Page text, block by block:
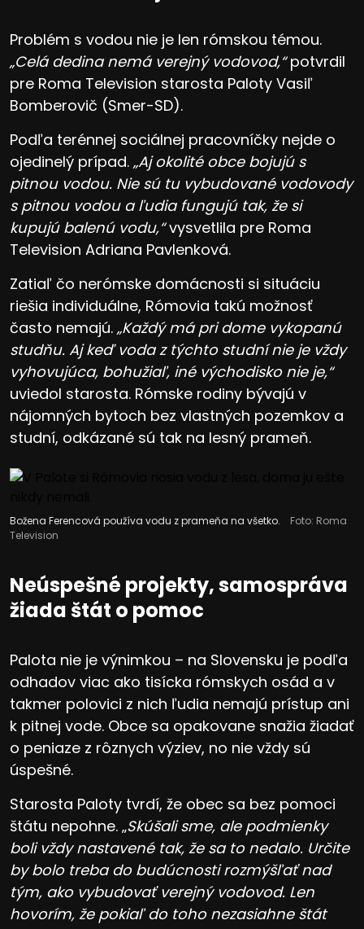
Problém s vodou nie je len rómskou témou.
„Celá dedina nemá verejný vodovod,“potvrdil
pre Roma Television starosta Paloty Vasiľ
Bomberovič (Smer-SD).
Podľa terénnej sociálnej pracovníčky nejde o
ojedinelý prípad. „Aj okolité obce bojujú s
pitnou vodou. Nie sú tu vybudované vodovody
s pitnou vodou a ľudia fungujú tak, že si
kupujú balenú vodu,“vysvetlila pre Roma
Television Adriana Pavlenková.
Zatiaľ čo nerómske domácnosti si situáciu
riešia individuálne, Rómovia takú možnosť
často nemajú. „Každý má pri dome vykopanú
studňu. Aj keď voda z týchto studní nie je vždy
vyhovujúca, bohužiaľ, iné východisko nie je,“
uviedol starosta. Rómske rodiny bývajú v
nájomných bytoch bez vlastných pozemkov a
studní, odkázané sú tak na lesný prameň.
Božena Ferencová používa vodu z prameňa na všetko.
Foto: Roma
Television
Neúspešné projekty, samospráva
žiada štát o pomoc
Palota nie je výnimkou – na Slovensku je podľa
odhadov viac ako tisícka rómskych osád a v
takmer polovici z nich ľudia nemajú prístup ani
k pitnej vode. Obce sa opakovane snažia žiadať
o peniaze z rôznych výziev, no nie vždy sú
úspešné.
Starosta Paloty tvrdí, že obec sa bez pomoci
štátu nepohne. „Skúšali sme, ale podmienky
boli vždy nastavené tak, že sa to nedalo. Určite
by bolo treba do budúcnosti rozmýšľať nad
tým, ako vybudovať verejný vodovod. Len
hovorím, že pokiaľ do toho nezasiahne štát